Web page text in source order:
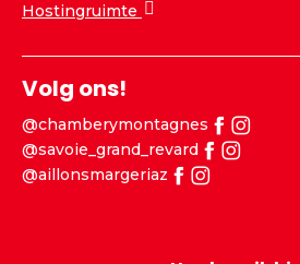
Hostingruimte
Volg ons!
@chamberymontagnes
@savoie_grand_revard
@aillonsmargeriaz